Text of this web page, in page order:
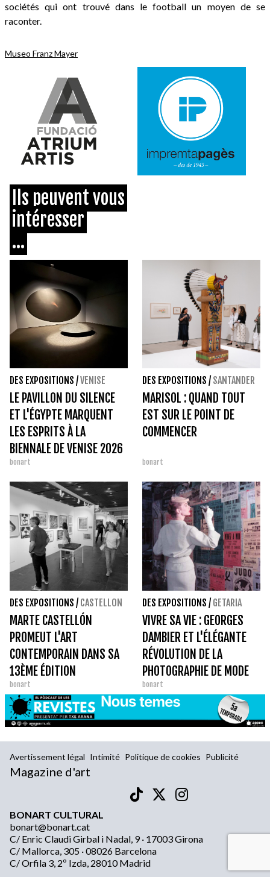
sociétés qui ont trouvé dans le football un moyen de se
raconter.
Museo Franz Mayer
Ils peuvent vous
intéresser
...
DES EXPOSITIONS /VENISE
LE PAVILLON DU SILENCE
ET L'ÉGYPTE MARQUENT
LES ESPRITS À LA
BIENNALE DE VENISE 2026
bonart
DES EXPOSITIONS / SANTANDER
MARISOL : QUAND TOUT
EST SUR LE POINT DE
COMMENCER
bonart
DES EXPOSITIONS / CASTELLON
MARTE CASTELLÓN
PROMEUT L'ART
CONTEMPORAIN DANS SA
13ÈME ÉDITION
bonart
DES EXPOSITIONS / GETARIA
VIVRE SA VIE : GEORGES
DAMBIER ET L'ÉLÉGANTE
RÉVOLUTION DE LA
PHOTOGRAPHIE DE MODE
bonart
Avertissement légal Intimité Politique de cookies Publicité
Magazine d'art
BONART CULTURAL
bonart@bonart.cat
C/ Enric Claudi Girbal i Nadal, 9 · 17003 Girona
C/ Mallorca, 305 · 08026 Barcelona
C/ Orfila 3, 2º Izda, 28010 Madrid